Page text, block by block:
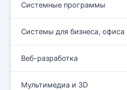
Системные программы
Системы для бизнеса, офиса
Веб-разработка
Мультимедиа и 3D